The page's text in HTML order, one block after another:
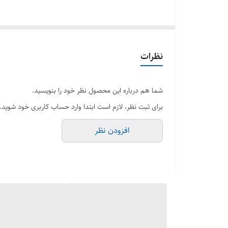
تخصصی نیاز دارند. با خرید این لپ تاپ استوک، شما
نظرات
شما هم درباره این محصول نظر خود را بنویسید.
برای ثبت نظر، لازم است ابتدا وارد حساب کاربری خود شوید.
افزودن نظر